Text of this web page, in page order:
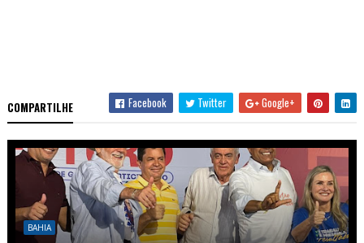
COMPARTILHE Facebook Twitter Google+
BAHIA